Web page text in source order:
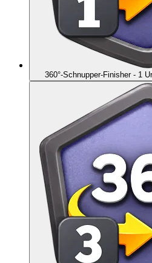
360°-Schnupper-Finisher - 1